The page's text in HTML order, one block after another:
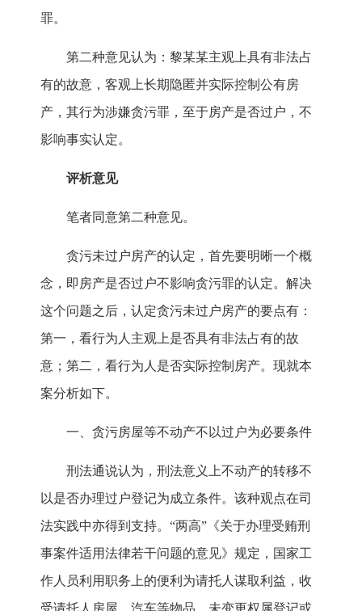
罪。
第二种意见认为：黎某某主观上具有非法占
有的故意，客观上长期隐匿并实际控制公有房
产，其行为涉嫌贪污罪，至于房产是否过户，不
影响事实认定。
评析意见
笔者同意第二种意见。
贪污未过户房产的认定，首先要明晰一个概
念，即房产是否过户不影响贪污罪的认定。解决
这个问题之后，认定贪污未过户房产的要点有：
第一，看行为人主观上是否具有非法占有的故
意；第二，看行为人是否实际控制房产。现就本
案分析如下。
一、贪污房屋等不动产不以过户为必要条件
刑法通说认为，刑法意义上不动产的转移不
以是否办理过户登记为成立条件。该种观点在司
法实践中亦得到支持。“两高”《关于办理受贿刑
事案件适用法律若干问题的意见》规定，国家工
作人员利用职务上的便利为请托人谋取利益，收
受请托人房屋、汽车等物品，未变更权属登记或